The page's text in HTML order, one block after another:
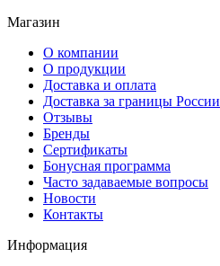
Магазин
О компании
О продукции
Доставка и оплата
Доставка за границы России
Отзывы
Бренды
Сертификаты
Бонусная программа
Часто задаваемые вопросы
Новости
Контакты
Информация